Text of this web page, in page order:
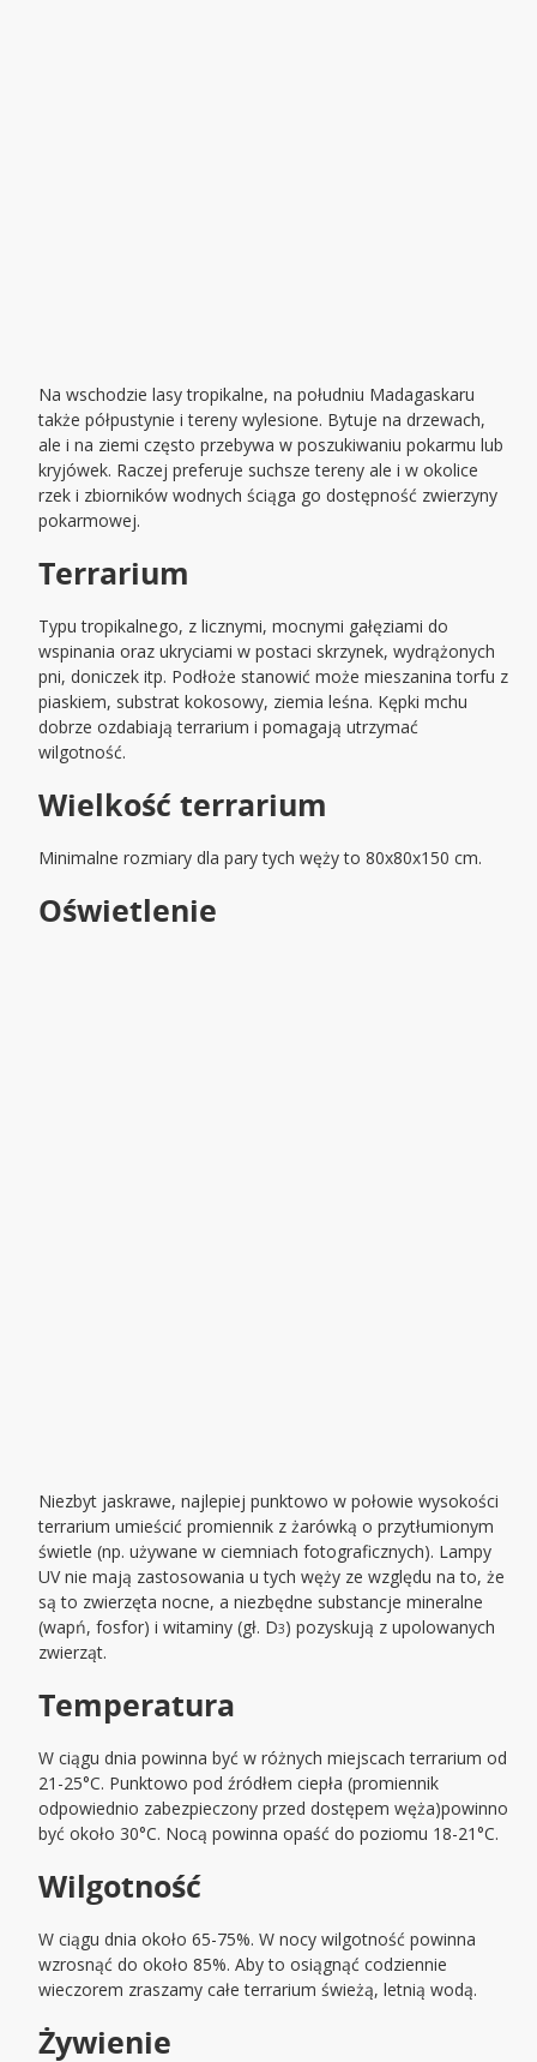
Na wschodzie lasy tropikalne, na południu Madagaskaru
także półpustynie i tereny wylesione. Bytuje na drzewach,
ale i na ziemi często przebywa w poszukiwaniu pokarmu lub
kryjówek. Raczej preferuje suchsze tereny ale i w okolice
rzek i zbiorników wodnych ściąga go dostępność zwierzyny
pokarmowej.
Terrarium
Typu tropikalnego, z licznymi, mocnymi gałęziami do
wspinania oraz ukryciami w postaci skrzynek, wydrążonych
pni, doniczek itp. Podłoże stanowić może mieszanina torfu z
piaskiem, substrat kokosowy, ziemia leśna. Kępki mchu
dobrze ozdabiają terrarium i pomagają utrzymać
wilgotność.
Wielkość terrarium
Minimalne rozmiary dla pary tych węży to 80x80x150 cm.
Oświetlenie
Niezbyt jaskrawe, najlepiej punktowo w połowie wysokości
terrarium umieścić promiennik z żarówką o przytłumionym
świetle (np. używane w ciemniach fotograficznych). Lampy
UV nie mają zastosowania u tych węży ze względu na to, że
są to zwierzęta nocne, a niezbędne substancje mineralne
(wapń, fosfor) i witaminy (gł. D3) pozyskują z upolowanych
zwierząt.
Temperatura
W ciągu dnia powinna być w różnych miejscach terrarium od
21-25°C. Punktowo pod źródłem ciepła (promiennik
odpowiednio zabezpieczony przed dostępem węża)powinno
być około 30°C. Nocą powinna opaść do poziomu 18-21°C.
Wilgotność
W ciągu dnia około 65-75%. W nocy wilgotność powinna
wzrosnąć do około 85%. Aby to osiągnąć codziennie
wieczorem zraszamy całe terrarium świeżą, letnią wodą.
Żywienie